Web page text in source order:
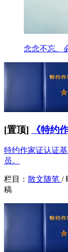
念念不忘、
[置顶] 《特约
特约作家证认证
员。
栏目： 散文随笔 /
稿